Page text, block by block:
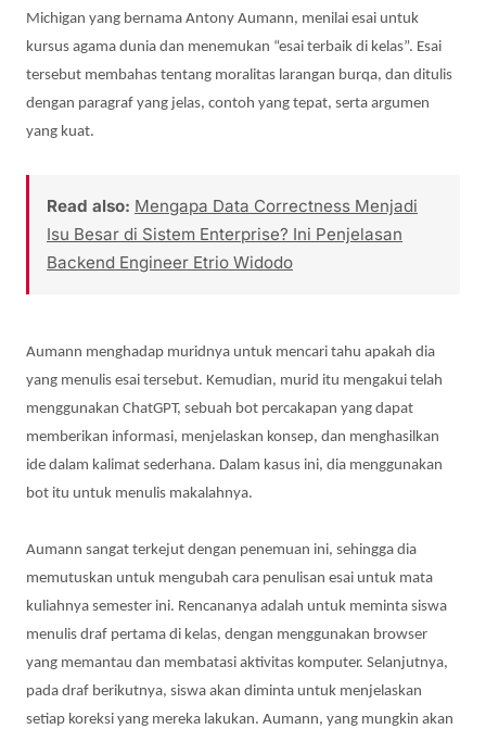
Michigan yang bernama Antony Aumann, menilai esai untuk
kursus agama dunia dan menemukan “esai terbaik di kelas”. Esai
tersebut membahas tentang moralitas larangan burqa, dan ditulis
dengan paragraf yang jelas, contoh yang tepat, serta argumen
yang kuat.
Read also: Mengapa Data Correctness Menjadi
Isu Besar di Sistem Enterprise? Ini Penjelasan
Backend Engineer Etrio Widodo
Aumann menghadap muridnya untuk mencari tahu apakah dia
yang menulis esai tersebut. Kemudian, murid itu mengakui telah
menggunakan ChatGPT, sebuah bot percakapan yang dapat
memberikan informasi, menjelaskan konsep, dan menghasilkan
ide dalam kalimat sederhana. Dalam kasus ini, dia menggunakan
bot itu untuk menulis makalahnya.
Aumann sangat terkejut dengan penemuan ini, sehingga dia
memutuskan untuk mengubah cara penulisan esai untuk mata
kuliahnya semester ini. Rencananya adalah untuk meminta siswa
menulis draf pertama di kelas, dengan menggunakan browser
yang memantau dan membatasi aktivitas komputer. Selanjutnya,
pada draf berikutnya, siswa akan diminta untuk menjelaskan
setiap koreksi yang mereka lakukan. Aumann, yang mungkin akan